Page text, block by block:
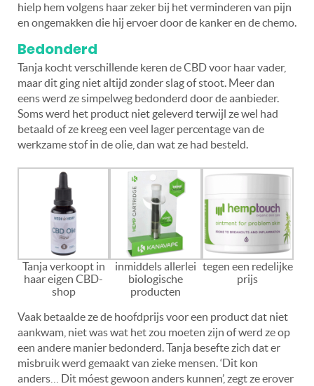
hielp hem volgens haar zeker bij het verminderen van pijn
en ongemakken die hij ervoer door de kanker en de chemo.
Bedonderd
Tanja kocht verschillende keren de CBD voor haar vader,
maar dit ging niet altijd zonder slag of stoot. Meer dan
eens werd ze simpelweg bedonderd door de aanbieder.
Soms werd het product niet geleverd terwijl ze wel had
betaald of ze kreeg een veel lager percentage van de
werkzame stof in de olie, dan wat ze had besteld.
Tanja verkoopt in
haar eigen CBD-
shop
inmiddels allerlei
biologische
producten
tegen een redelijke
prijs
Vaak betaalde ze de hoofdprijs voor een product dat niet
aankwam, niet was wat het zou moeten zijn of werd ze op
een andere manier bedonderd. Tanja besefte zich dat er
misbruik werd gemaakt van zieke mensen. ‘Dit kon
anders… Dit móest gewoon anders kunnen’, zegt ze erover